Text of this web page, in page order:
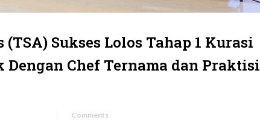
Sukses Lolos Tahap 1 Kurasi
Dengan Chef Ternama dan Praktisi
Comments